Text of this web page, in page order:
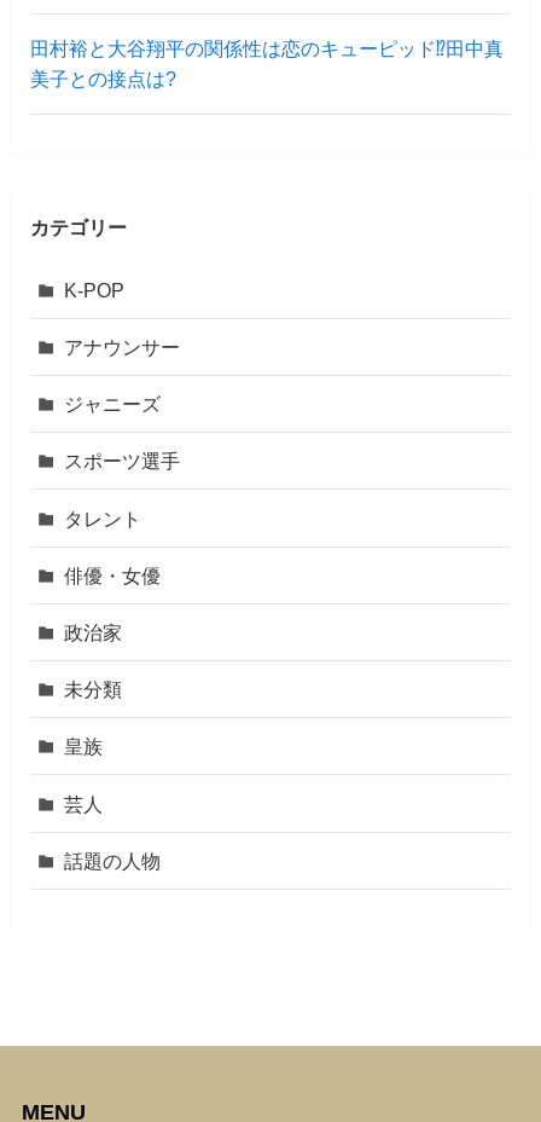
田村裕と大谷翔平の関係性は恋のキューピッド⁉︎田中真
美子との接点は?
カテゴリー
K-POP
アナウンサー
ジャニーズ
スポーツ選手
タレント
俳優・女優
政治家
未分類
皇族
芸人
話題の人物
MENU